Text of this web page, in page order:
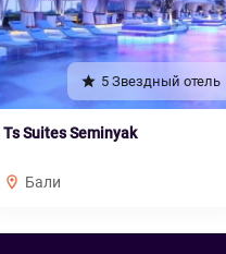
5 Звездный отель
Ts Suites Seminyak
Бали